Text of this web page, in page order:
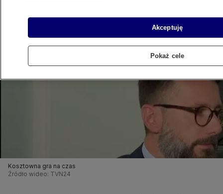
Udostępnij
Kosztowna gra na czas
Źródło wideo: TVN24
Akceptuję
Pokaż cele